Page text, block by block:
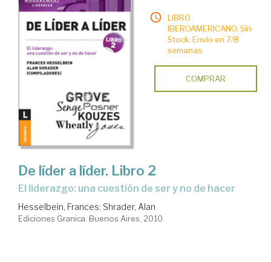
LIBRO
IBEROAMERICANO. Sin
Stock. Envío en 7/8
semanas.
COMPRAR
De líder a líder. Libro 2
el liderazgo: una cuestión de ser y no de hacer
Hesselbein, Frances; Shrader, Alan
Ediciones Granica. Buenos Aires, 2010